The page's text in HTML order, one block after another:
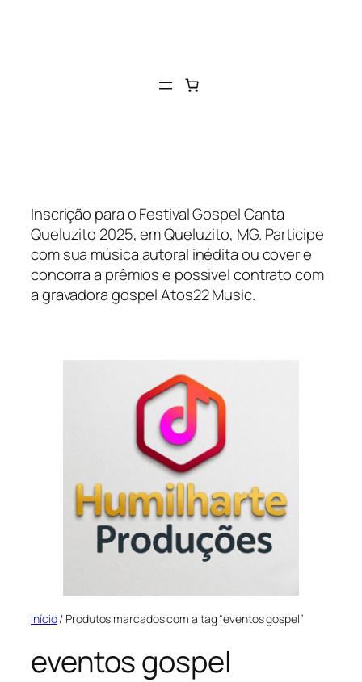
Inscrição para o Festival Gospel Canta
Queluzito 2025, em Queluzito, MG. Participe
com sua música autoral inédita ou cover e
concorra a prêmios e possivel contrato com
a gravadora gospel Atos22 Music.
Início/ Produtos marcados com a tag “eventos gospel”
eventos gospel